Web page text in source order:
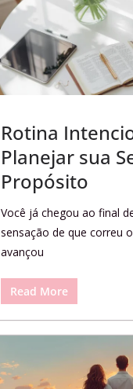
Rotina
Planejar sua
Propósito
Você já chegou ao final
sensação de que correu
avançou
Read More